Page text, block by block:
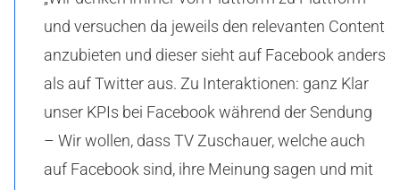
und versuchen da jeweils den relevanten Content
anzubieten und dieser sieht auf Facebook anders
als auf Twitter aus. Zu Interaktionen: ganz Klar
unser KPIs bei Facebook während der Sendung
– Wir wollen, dass TV Zuschauer, welche auch
auf Facebook sind, ihre Meinung sagen und mit